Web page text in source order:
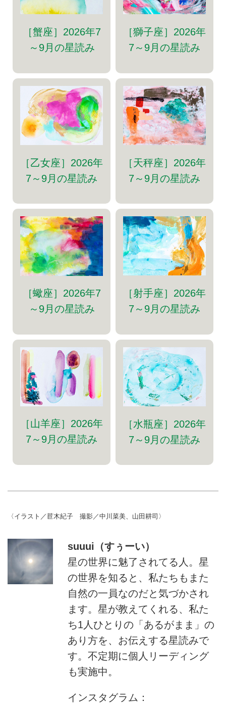
［蟹座］2026年7
～9月の星読み
［獅子座］2026年
7～9月の星読み
［乙女座］2026年
7～9月の星読み
［天秤座］2026年
7～9月の星読み
［蠍座］2026年7
～9月の星読み
［射手座］2026年
7～9月の星読み
［山羊座］2026年
7～9月の星読み
［水瓶座］2026年
7～9月の星読み
〈イラスト／苣木紀子 撮影／中川菜美、山田耕司〉
suuui（すぅーい）
星の世界に魅了されてる人。星
の世界を知ると、私たちもまた
自然の一員なのだと気づかされ
ます。星が教えてくれる、私た
ち1人ひとりの「あるがまま」の
あり方を、お伝えする星読みで
す。不定期に個人リーディング
も実施中。
インスタグラム：